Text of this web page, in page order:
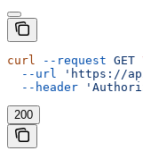
curl --request GET
  --url
'https://
  --header
200